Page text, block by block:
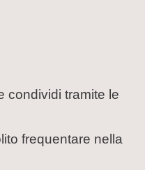
condividi tramite le
frequentare nella